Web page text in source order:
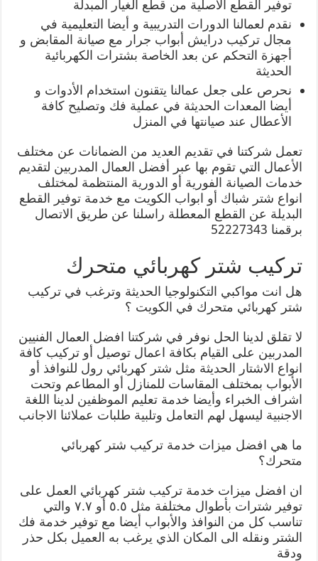
توفير القطع الاصلية من قطع الغيار المبدلة
نقدم لعمالنا الدورات التدريبية و أيضا التعليمية في
مجال تركيب درايش أبواب جرار مع صيانة المقابض و
أجهزة التحكم عن بعد الخاصة بشترات الكهربائية
الحديثة
نحرص على جعل عمالنا يتقنون استخدام الأدوات و
أيضا المعدات الحديثة في عملية فك وتصليح كافة
الأعطال عند صيانتها في المنزل
تعمل شركتنا في تقديم العديد من الضمانات عن مختلف
الأعمال التي تقوم بها عبر أفضل العمال المدربين لتقديم
خدمات الصيانة الفورية أو الدورية المنتظمة لمختلف
انواع شتر شباك أو ابواب الكويت مع خدمة توفير القطع
البديلة عن القطع المعطلة راسلنا عن طريق الاتصال
برقمنا 52227343
تركيب شتر كهربائي متحرك
هل انت مواكبي التكنولوجيا الحديثة وترغب في تركيب
شتر كهربائي متحرك في الكويت ؟
لا تقلق لدينا الحل نوفر في شركتنا افضل العمال الفنيين
المدربين على القيام بكافة اعمال توصيل أو تركيب كافة
انواع الاشتار الحديثة مثل شتر كهربائي رول للنوافذ أو
الأبواب بمختلف المقاسات للمنازل أو المطاعم وتحت
اشراف الخبراء وأيضا خدمة تعليم الموظفين لدينا اللغة
الاجنبية ليسهل لهم التعامل وتلبية طلبات عملائنا الاجانب
ما هي افضل ميزات خدمة تركيب شتر كهربائي
متحرك؟
ان افضل ميزات خدمة تركيب شتر كهربائي العمل على
توفير شترات بأطوال مختلفة مثل ٥.٥ أو ٧.٧ والتي
تناسب كل من النوافذ والأبواب أيضا مع توفير خدمة فك
الشتر ونقله الى المكان الذي يرغب به العميل بكل حذر
ودقة